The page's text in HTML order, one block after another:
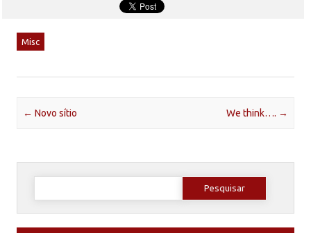
Misc
Post navigation
← Novo sítio We think…. →
Pesquisar